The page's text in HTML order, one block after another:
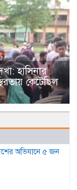
হাসিনার
কেটেছিল
অভিযানে ৫ জন